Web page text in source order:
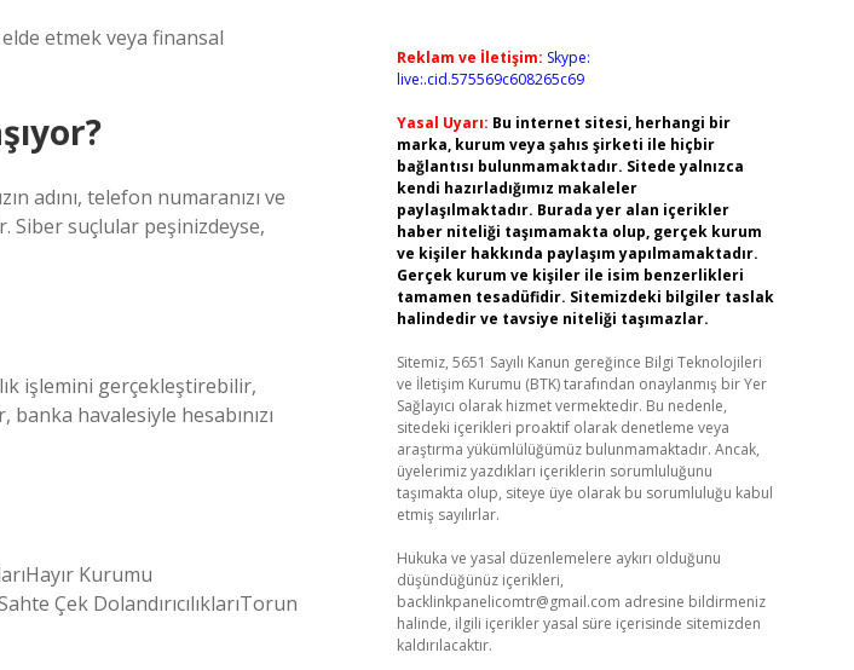
etmek veya finansal
adını, telefon numaranızı ve
Siber suçlular peşinizdeyse,
işlemini gerçekleştirebilir,
havalesiyle hesabınızı
Kurumu
Çek DolandırıcılıklarıTorun
Reklam ve İletişim: Skype:
live:.cid.575569c608265c69
Yasal Uyarı: Bu internet sitesi, herhangi bir
marka, kurum veya şahıs şirketi ile hiçbir
bağlantısı bulunmamaktadır. Sitede yalnızca
kendi hazırladığımız makaleler
paylaşılmaktadır. Burada yer alan içerikler
haber niteliği taşımamakta olup, gerçek kurum
ve kişiler hakkında paylaşım yapılmamaktadır.
Gerçek kurum ve kişiler ile isim benzerlikleri
tamamen tesadüfidir. Sitemizdeki bilgiler taslak
halindedir ve tavsiye niteliği taşımazlar.
Sitemiz, 5651 Sayılı Kanun gereğince Bilgi Teknolojileri
ve İletişim Kurumu (BTK) tarafından onaylanmış bir Yer
Sağlayıcı olarak hizmet vermektedir. Bu nedenle,
sitedeki içerikleri proaktif olarak denetleme veya
araştırma yükümlülüğümüz bulunmamaktadır. Ancak,
üyelerimiz yazdıkları içeriklerin sorumluluğunu
taşımakta olup, siteye üye olarak bu sorumluluğu kabul
etmiş sayılırlar.
Hukuka ve yasal düzenlemelere aykırı olduğunu
düşündüğünüz içerikleri,
backlinkpanelicomtr@gmail.com adresine bildirmeniz
halinde, ilgili içerikler yasal süre içerisinde sitemizden
kaldırılacaktır.